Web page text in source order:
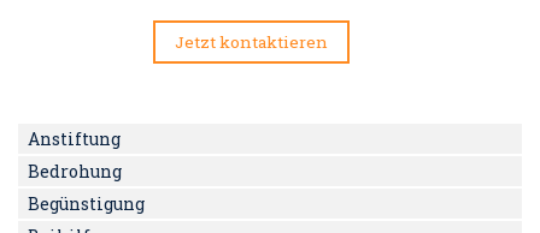
Jetzt kontaktieren
Anstiftung
Bedrohung
Begünstigung